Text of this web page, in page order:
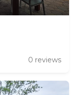
0 reviews